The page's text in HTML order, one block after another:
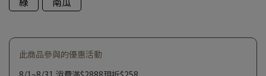
此商品參與的優惠活動